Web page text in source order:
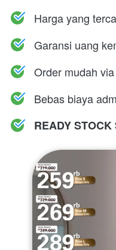
Harga yang
Garansi uang
Order mudah
Bebas biaya
READY